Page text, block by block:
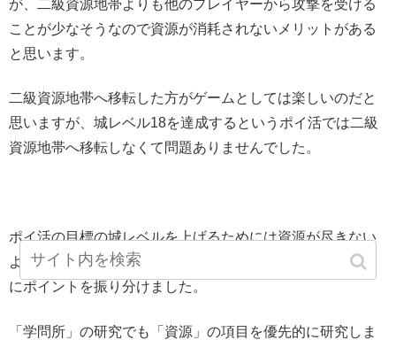
が、二級資源地帯よりも他のプレイヤーから攻撃を受ける
ことが少なそうなので資源が消耗されないメリットがある
と思います。
二級資源地帯へ移転した方がゲームとしては楽しいのだと
思いますが、城レベル18を達成するというポイ活では二級
資源地帯へ移転しなくて問題ありませんでした。
ポイ活の目標の城レベルを上げるためには資源が尽きない
ようにすることが早道だと思うので、「天賦」は全て経済
にポイントを振り分けました。
「学問所」の研究でも「資源」の項目を優先的に研究しま